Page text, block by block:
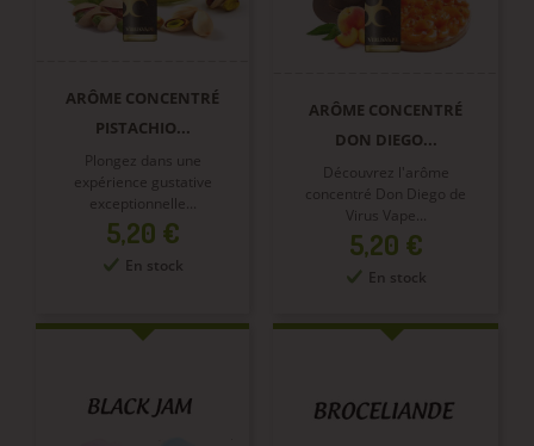
ARÔME CONCENTRÉ
PISTACHIO...
Plongez dans une
expérience gustative
exceptionnelle...
Prix
5,20 €
En stock
ARÔME CONCENTRÉ
DON DIEGO...
Découvrez l'arôme
concentré Don Diego de
Virus Vape...
Prix
5,20 €
En stock